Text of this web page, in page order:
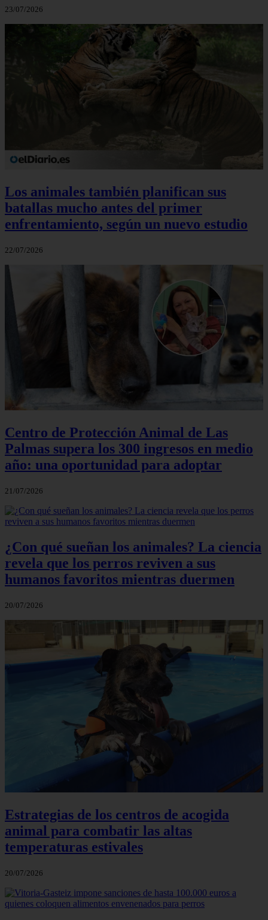
23/07/2026
Los animales también planifican sus
batallas mucho antes del primer
enfrentamiento, según un nuevo estudio
22/07/2026
Centro de Protección Animal de Las
Palmas supera los 300 ingresos en medio
año: una oportunidad para adoptar
21/07/2026
¿Con qué sueñan los animales? La ciencia
revela que los perros reviven a sus
humanos favoritos mientras duermen
20/07/2026
Estrategias de los centros de acogida
animal para combatir las altas
temperaturas estivales
20/07/2026